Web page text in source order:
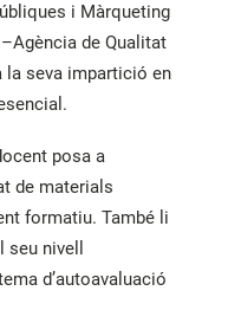
i Màrqueting
de Qualitat
la seva impartició en
posa a
de materials
formatiu. També li
nivell
d’autoavaluació